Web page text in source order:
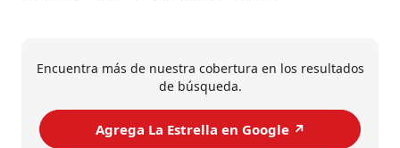
Encuentra más de nuestra cobertura en los resultados
de búsqueda.
Agrega La Estrella en Google ↗️